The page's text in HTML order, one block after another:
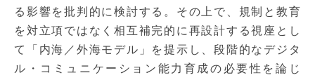
る影響を批判的に検討する。その上で、規制と教育
を対立項ではなく相互補完的に再設計する視座とし
て「内海／外海モデル」を提示し、段階的なデジタ
ル・コミュニケーション能力育成の必要性を論じ